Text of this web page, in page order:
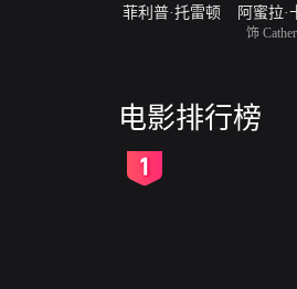
菲利普·托雷顿 阿蜜拉·
饰
电影排行榜